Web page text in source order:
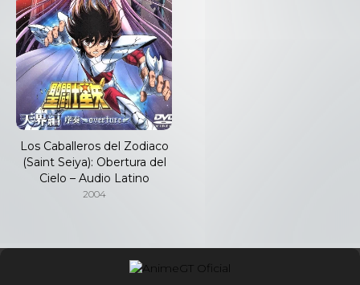
Los Caballeros del Zodiaco
(Saint Seiya): Obertura del
Cielo – Audio Latino
2004